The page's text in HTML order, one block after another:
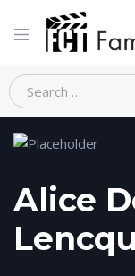
Home Person
Alice